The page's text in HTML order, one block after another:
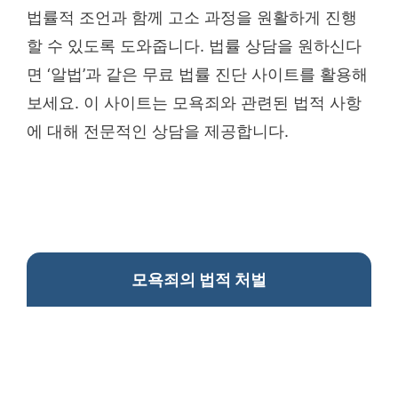
법률적 조언과 함께 고소 과정을 원활하게 진행
할 수 있도록 도와줍니다. 법률 상담을 원하신다
면 ‘알법’과 같은 무료 법률 진단 사이트를 활용해
보세요. 이 사이트는 모욕죄와 관련된 법적 사항
에 대해 전문적인 상담을 제공합니다.
모욕죄의 법적 처벌